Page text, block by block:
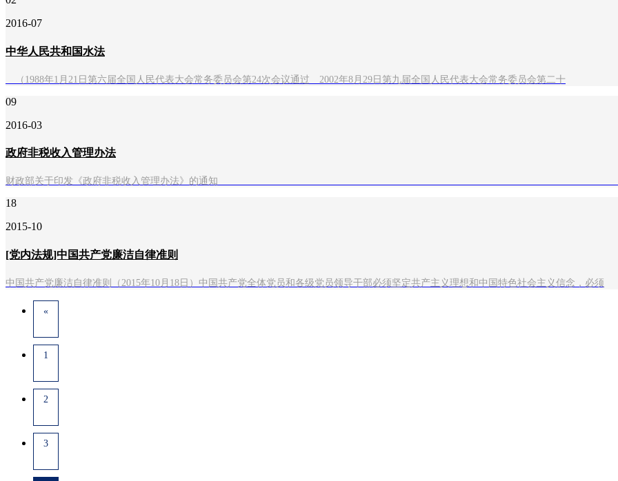
2016-07
中华人民共和国水法
（1988年1月21日第六届全国人民代表大会常务委员会第24次会议通过 2002年8月29日第九届全国人民代表大会常务委员会第二十
09
2016-03
政府非税收入管理办法
财政部关于印发《政府非税收入管理办法》的通
18
2015-10
[党内法规]中国共产党廉洁自律准则
中国共产党廉洁自律准则（2015年10月18日）中国共产党全体党员和各级党员领导干部必须坚定共产主义理想和中国特色社会主义信念，必须
«
1
2
3